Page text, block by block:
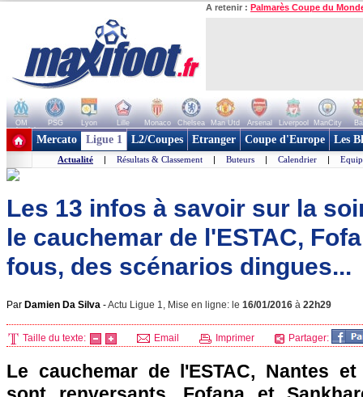
A retenir : Palmarès Coupe du
OM PSG Lyon Lille Monaco Chelsea Man Utd Arsenal Liverpool ManCity
+ de clubs
Mercato Ligue 1 L2/Coupes Etranger Coupe d'Europe Les
Actualité | Résultats & Classement | Buteurs | Calendrier |
Les 13 infos à savoir sur la
le cauchemar de l'ESTAC,
fous, des scénarios dingues...
Par Damien Da Silva -Actu Ligue 1, Mise en ligne: le 16/01/2016 à 22h29
Taille du texte: Email Imprimer Partager:
Le cauchemar de l'ESTAC, Nantes